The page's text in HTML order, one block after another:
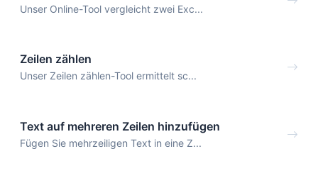
Unser Online-Tool vergleicht zwei Exc...
Zeilen zählen
Unser Zeilen zählen-Tool ermittelt sc...
Text auf mehreren Zeilen hinzufügen
Fügen Sie mehrzeiligen Text in eine Z...